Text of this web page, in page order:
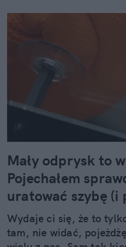
Mały odprysk to
Pojechałem
uratować szybę (i
Wydaje ci się, że to
tam, nie widać,